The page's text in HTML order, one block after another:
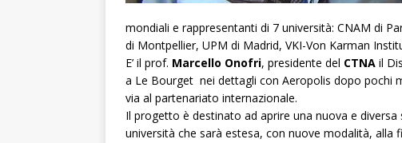
mondiali e rappresentanti di 7 università: CNAM di
di Montpellier, UPM di Madrid, VKI-Von Karman
E’ il prof. Marcello Onofri, presidente del CTNA il
a Le Bourget nei dettagli con Aeropolis dopo pochi
via al partenariato internazionale.
Il progetto è destinato ad aprire una nuova e
università che sarà estesa, con nuove modalità, alla